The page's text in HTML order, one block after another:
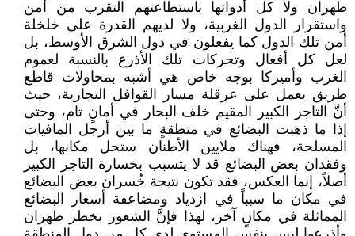
طهران ولا كل أدواتها باستطاعتهم التقرب من أمن
واستقرار الدول الغربية، ولا لديهم القدرة على خلخلة
أمن تلك الدول كما يفعلون في دول الشرق الأوسط، بل
لعل كل أفعال وتحركات تلك الأذرع بالنسبة لعموم
الغرب وأميركا بوجه خاص هي أشبه بمحاولات قاطع
طريق يعمل على عرقلة مسار القوافل التجارية، حيث
أنَّ التاجر الكبير المقيم خلف البحار في أمانٍ تام، وحتى
إذا ما ذهبت البضائع في منطقةٍ ما بين أرجل المافيات
المسلحة، فهناك ملايين الأطنان ستحل مكانها، بل
وفقدان بعض البضائع قد لا يتسبب بخسارة التاجر الكبير
أصلاً، إنما العكس، فقد تكون نتيجة خُسران بعض البضائع
في مكان ما سبباً في ازدياد ومضاعفة أسعار البضائع
المماثلة في مكانٍ آخر، لهذا فإنَّ الشعور بخطر طهران